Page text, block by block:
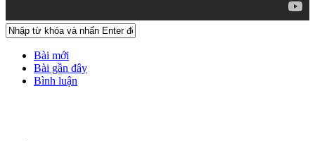
Bài mới
Bài gần đây
Bình luận